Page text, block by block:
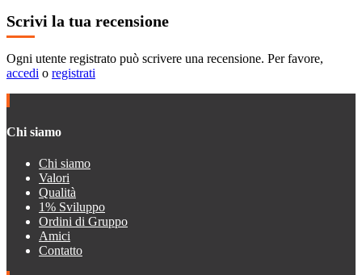
Scrivi la tua recensione
Ogni utente registrato può scrivere una recensione. Per favore,
accedi o registrati
Chi siamo
Chi siamo
Valori
Qualità
1% Sviluppo
Ordini di Gruppo
Amici
Contatto